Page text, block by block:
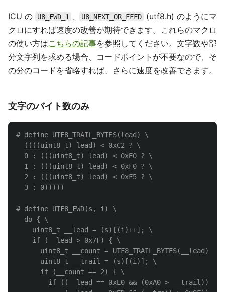
ICU の U8_FWD_1 、 U8_NEXT_OR_FFFD
(utf8.h) のようにマ
クロにすれば速度の改善が期待できます。これらのマクロ
の使い方はこちらの記事を参照してください。文字数や部
分文字列を求める場合、コードポイントが不要なので、そ
の分のコードを省略すれば、さらに速度を改善できます。
文字のバイト数のみ
# define UTF8_TRAIL_BYTES(lead) \
  ((((uint8_t) lead) < 0xC2 ? \
  0 : (((uint8_t) lead) < 0xE0 ? \
  1 : (((uint8_t) lead) < 0xF0 ? \
  2 : (((uint8_t) lead) < 0xF5 ? \
# define UTF8_FWD(s, i) \
  do { \
    uint8_t __lead = (s)[(i)++]; \
    if (__lead > 0x7F) { \
      uint8_t __count = UTF8_TRAIL_BYTES(__lead); \
      uint8_t __trail = (s)[(i)]; \
      if (__count == 2) { \
if ((__lead == 0xE0 && (0xA0 > __trail)) ||